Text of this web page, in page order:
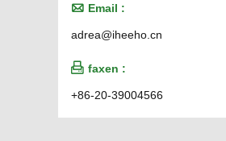
 Email :
adrea@iheeho.cn
 faxen :
+86-20-39004566